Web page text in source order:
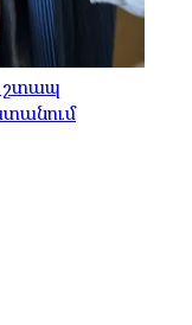
շտապ